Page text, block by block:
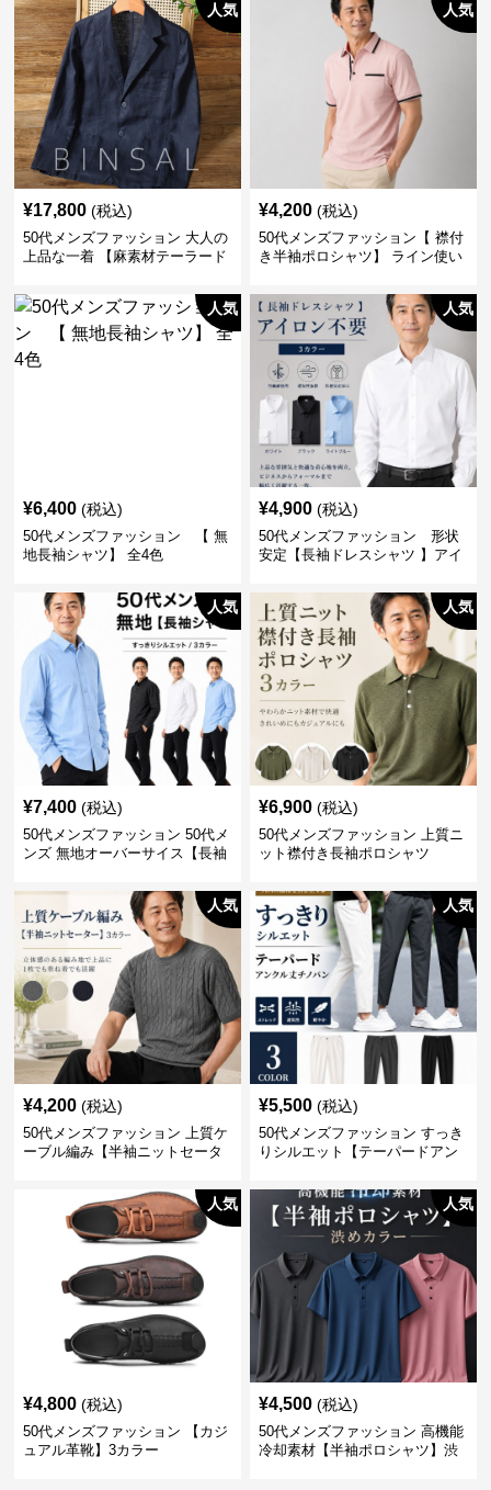
人気
¥17,800 (税込)
50代メンズファッション 大人の
上品な一着 【麻素材テーラード
人気
¥4,200 (税込)
50代メンズファッション【 襟付
き半袖ポロシャツ】 ライン使い
人気
¥6,400 (税込)
50代メンズファッション 【 無
地長袖シャツ】 全4色
人気
¥4,900 (税込)
50代メンズファッション 形状
安定【長袖ドレスシャツ 】アイ
人気
¥7,400 (税込)
50代メンズファッション 50代メ
ンズ 無地オーバーサイス【長袖
人気
¥6,900 (税込)
50代メンズファッション 上質ニ
ット襟付き長袖ポロシャツ
人気
¥4,200 (税込)
50代メンズファッション 上質ケ
ーブル編み【半袖ニットセータ
人気
¥5,500 (税込)
50代メンズファッション すっき
りシルエット【テーパードアン
人気
¥4,800 (税込)
50代メンズファッション 【カジ
ュアル革靴】3カラー
人気
¥4,500 (税込)
50代メンズファッション 高機能
冷却素材【半袖ポロシャツ】渋